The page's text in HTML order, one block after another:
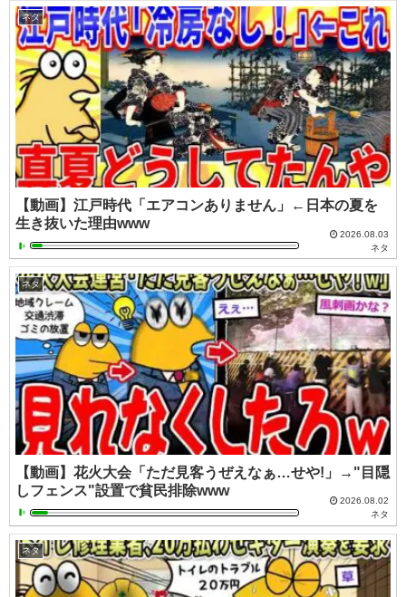
ネタ
【動画】江戸時代「エアコンありません」←日本の夏を
生き抜いた理由www
2026.08.03
ネタ
ネタ
【動画】花火大会「ただ見客うぜえなぁ…せや!」→"目隠
しフェンス"設置で貧民排除www
2026.08.02
ネタ
ネタ